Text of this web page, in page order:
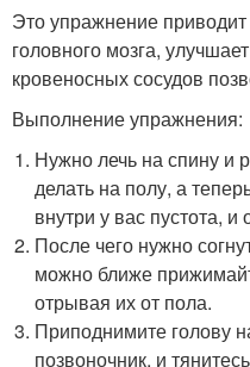
Это упражнение
головного мозга,
кровеносных сосудов
Выполнение упражнения:
Нужно лечь на спину и
делать на полу, а
внутри у вас пустота, и
После чего нужно
можно ближе
отрывая их от пола.
Приподнимите голову
позвоночник, и